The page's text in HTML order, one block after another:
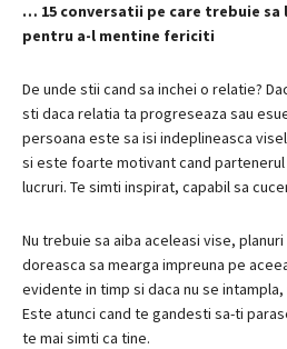
… 15 conversatii pe care trebuie sa
pentru a-l mentine fericiti
De unde stii cand sa inchei o relatie?
sti daca relatia ta progreseaza sau
persoana este sa isi indeplineasca
si este foarte motivant cand
lucruri. Te simti inspirat, capabil sa
Nu trebuie sa aiba aceleasi vise,
doreasca sa mearga impreuna pe
evidente in timp si daca nu se
Este atunci cand te gandesti sa-ti
te mai simti ca tine.